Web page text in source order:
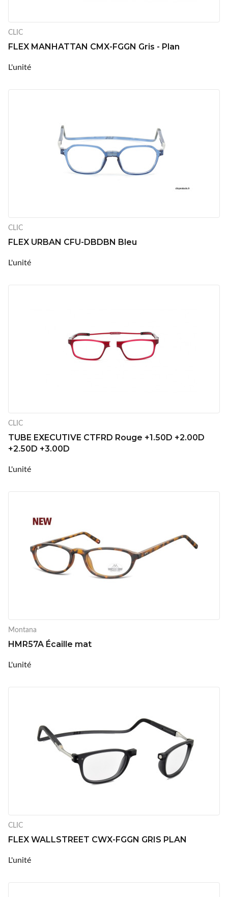
CLIC
FLEX MANHATTAN CMX-FGGN Gris - Plan
L'unité
CLIC
FLEX URBAN CFU-DBDBN Bleu
L'unité
CLIC
TUBE EXECUTIVE CTFRD Rouge +1.50D +2.00D
+2.50D +3.00D
L'unité
Montana
HMR57A Écaille mat
L'unité
CLIC
FLEX WALLSTREET CWX-FGGN GRIS PLAN
L'unité